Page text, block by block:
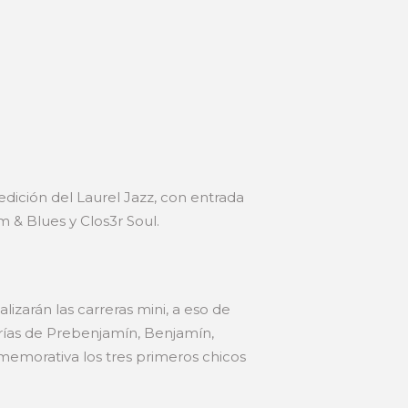
del Laurel Jazz, con entrada
& Blues y Clos3r Soul.
las carreras mini, a eso de
de Prebenjamín, Benjamín,
los tres primeros chicos